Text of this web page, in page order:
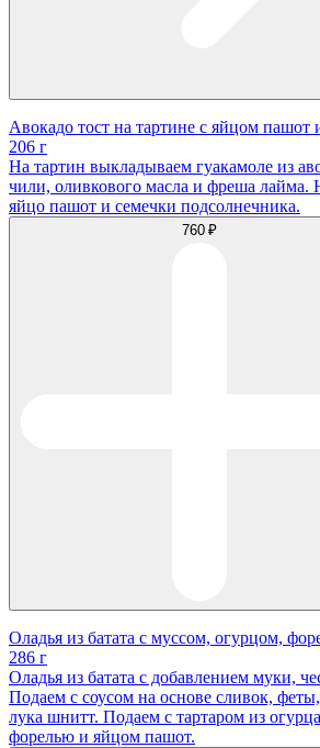
Авокадо тост на тартине с яйцом пашот
206 г
На тартин выкладываем гуакамоле из
чили, оливкового масла и фреша лайма.
яйцо пашот и семечки подсолнечника.
760 ₽
Оладья из батата с муссом, огурцом,
286 г
Оладья из батата с добавлением муки,
Подаем с соусом на основе сливок,
лука шнитт. Подаем с тартаром из
форелью и яйцом пашот.